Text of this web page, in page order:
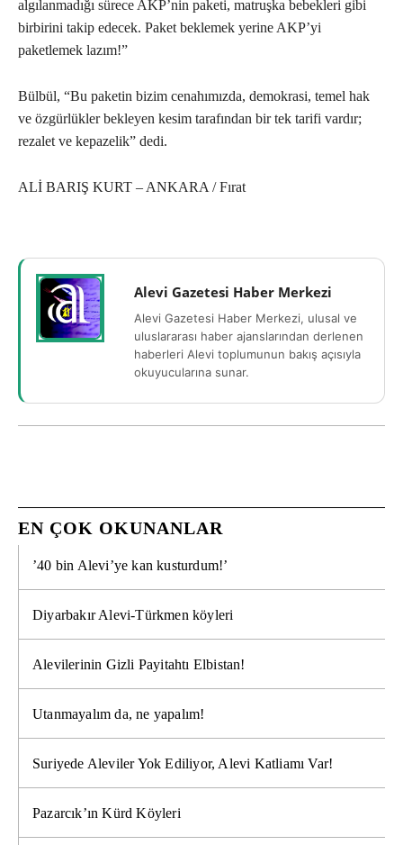
algılanmadığı sürece AKP’nin paketi, matruşka bebekleri gibi
birbirini takip edecek. Paket beklemek yerine AKP’yi
paketlemek lazım!”
Bülbül, “Bu paketin bizim cenahımızda, demokrasi, temel hak
ve özgürlükler bekleyen kesim tarafından bir tek tarifi vardır;
rezalet ve kepazelik” dedi.
ALİ BARIŞ KURT – ANKARA / Fırat
Alevi Gazetesi Haber Merkezi
Alevi Gazetesi Haber Merkezi, ulusal ve
uluslararası haber ajanslarından derlenen
haberleri Alevi toplumunun bakış açısıyla
okuyucularına sunar.
EN ÇOK OKUNANLAR
’40 bin Alevi’ye kan kusturdum!’
Diyarbakır Alevi-Türkmen köyleri
Alevilerinin Gizli Payitahtı Elbistan!
Utanmayalım da, ne yapalım!
Suriyede Aleviler Yok Ediliyor, Alevi Katliamı Var!
Pazarcık’ın Kürd Köyleri